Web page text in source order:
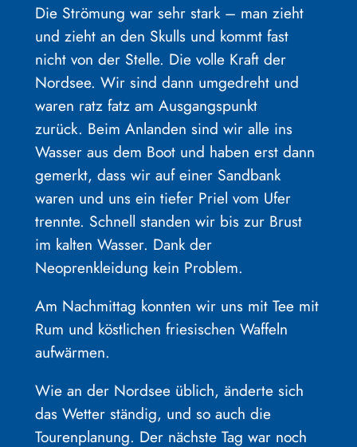
Die Strömung war sehr stark – man zieht
und zieht an den Skulls und kommt fast
nicht von der Stelle. Die volle Kraft der
Nordsee. Wir sind dann umgedreht und
waren ratz fatz am Ausgangspunkt
zurück. Beim Anlanden sind wir alle ins
Wasser aus dem Boot und haben erst dann
gemerkt, dass wir auf einer Sandbank
waren und uns ein tiefer Priel vom Ufer
trennte. Schnell standen wir bis zur Brust
im kalten Wasser. Dank der
Neoprenkleidung kein Problem.
Am Nachmittag konnten wir uns mit Tee mit
Rum und köstlichen friesischen Waffeln
aufwärmen.
Wie an der Nordsee üblich, änderte sich
das Wetter ständig, und so auch die
Tourenplanung. Der nächste Tag war noch